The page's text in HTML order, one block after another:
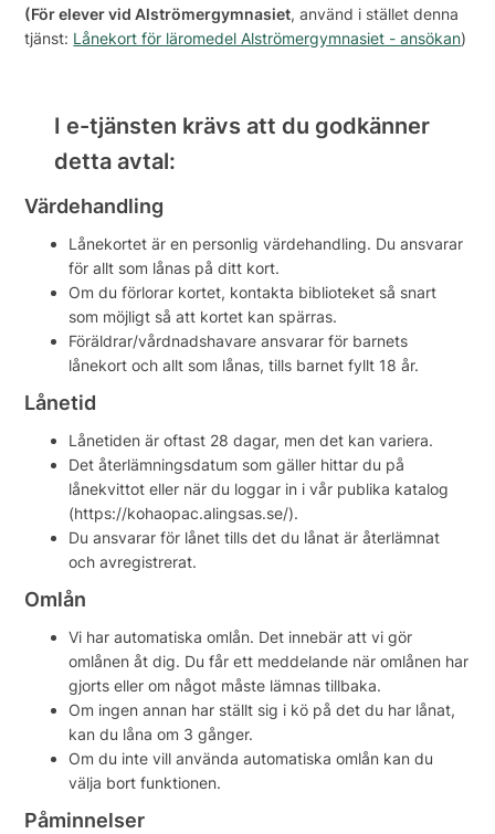
(För elever vid Alströmergymnasiet, använd i stället denna
tjänst: Lånekort för läromedel Alströmergymnasiet - ansökan)
I e-tjänsten krävs att du godkänner
detta avtal:
Värdehandling
Lånekortet är en personlig värdehandling. Du ansvarar
för allt som lånas på ditt kort.
Om du förlorar kortet, kontakta biblioteket så snart
som möjligt så att kortet kan spärras.
Föräldrar/vårdnadshavare ansvarar för barnets
lånekort och allt som lånas, tills barnet fyllt 18 år.
Lånetid
Lånetiden är oftast 28 dagar, men det kan variera.
Det återlämningsdatum som gäller hittar du på
lånekvittot eller när du loggar in i vår publika katalog
(https://kohaopac.alingsas.se/).
Du ansvarar för lånet tills det du lånat är återlämnat
och avregistrerat.
Omlån
Vi har automatiska omlån. Det innebär att vi gör
omlånen åt dig. Du får ett meddelande när omlånen har
gjorts eller om något måste lämnas tillbaka.
Om ingen annan har ställt sig i kö på det du har lånat,
kan du låna om 3 gånger.
Om du inte vill använda automatiska omlån kan du
välja bort funktionen.
Påminnelser